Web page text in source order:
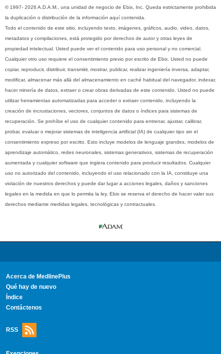
© 1997- 2026 A.D.A.M., una unidad de negocio de Ebix, Inc. Queda estrictamente prohibida
la duplicación o distribución de la información aquí contenida.
Todo el contenido de este sitio, incluyendo texto, imágenes, gráficos, audio, video, datos,
metadatos y compilaciones, está protegido por derechos de autor y otras leyes de
propiedad intelectual. Usted puede ver el contenido para uso personal y no comercial.
Cualquier otro uso requiere el consentimiento previo por escrito de Ebix. Usted no puede
copiar, reproducir, distribuir, transmitir, mostrar, publicar, realizar ingeniería inversa, adaptar,
modificar, almacenar más allá del almacenamiento en caché habitual del navegador, indexar,
hacer minería de datos, extraer o crear obras derivadas de este contenido. Usted no puede
utilizar herramientas automatizadas para acceder o extraer contenido, incluyendo la
creación de incrustaciones, vectores, conjuntos de datos o índices para sistemas de
recuperación. Se prohíbe el uso de cualquier contenido para entrenar, ajustar, calibrar,
probar, evaluar o mejorar sistemas de inteligencia artificial (IA) de cualquier tipo sin el
consentimiento expreso por escrito. Esto incluye modelos de lenguaje grandes, modelos de
aprendizaje automático, redes neuronales, sistemas generativos, sistemas de recuperación
aumentada y cualquier software que ingiera contenido para producir resultados. Cualquier
uso no autorizado del contenido, incluyendo el uso relacionado con la IA, constituye una
violación de nuestros derechos y puede dar lugar a acciones legales, daños y sanciones
legales en la medida en que lo permita la ley. Ebix se reserva el derecho de hacer valer sus
derechos mediante medidas legales, tecnológicas y contractuales.
Acerca de MedlinePlus
Qué hay de nuevo
Índice
Contáctenos
RSS